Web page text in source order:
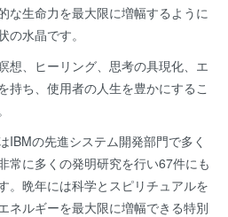
な生命力を最大限に増幅するように
水晶です。
想、ヒーリング、思考の具現化、エ
持ち、使用者の人生を豊かにするこ
IBMの先進システム開発部門で多く
常に多くの発明研究を行い67件にも
。晩年には科学とスピリチュアルを
ネルギーを最大限に増幅できる特別